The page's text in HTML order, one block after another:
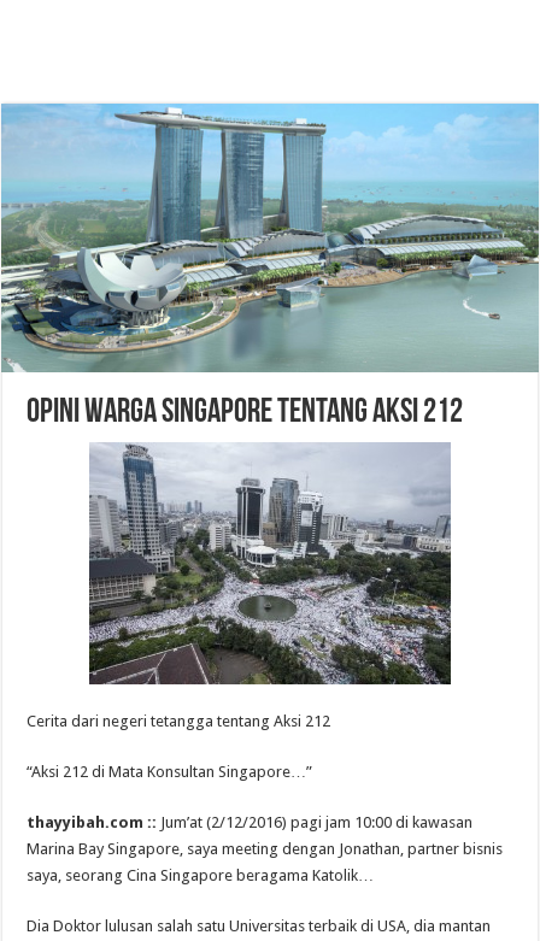
Opini Warga Singapore tentang Aksi 212
Cerita dari negeri tetangga tentang Aksi 212
“Aksi 212 di Mata Konsultan Singapore…”
thayyibah.com :: Jum’at (2/12/2016) pagi jam 10:00 di kawasan
Marina Bay Singapore, saya meeting dengan Jonathan, partner bisnis
saya, seorang Cina Singapore beragama Katolik…
Dia Doktor lulusan salah satu Universitas terbaik di USA, dia mantan